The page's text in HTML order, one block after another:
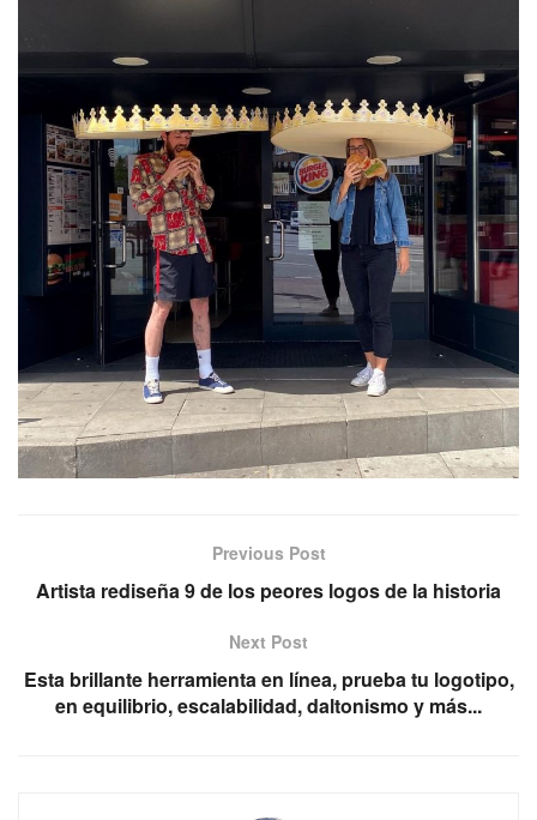
Previous Post
Artista rediseña 9 de los peores logos de la historia
Next Post
Esta brillante herramienta en línea, prueba tu logotipo,
en equilibrio, escalabilidad, daltonismo y más...